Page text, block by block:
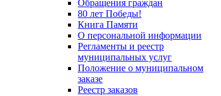
Обращения граждан
80 лет Победы!
Книга Памяти
О персональной информации
Регламенты и реестр
муниципальных услуг
Положение о муниципальном
заказе
Реестр заказов